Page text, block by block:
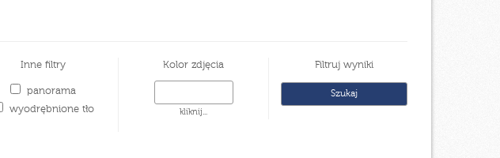
Inne filtry
panorama
wyodrębnione tło
Kolor zdjęcia
kliknij...
Filtruj wyniki